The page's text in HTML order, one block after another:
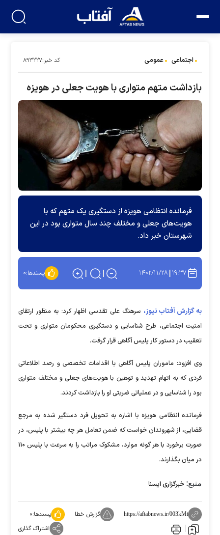
اجتماعی عمومی کد خبر:۸۹۳۲۲۷
بازداشت متهم متواری با هویت جعلی در هویزه
فرمانده انتظامی هویزه از دستگیری یک متهم که با
هویت‌های جعلی و مختلف چند سال متواری بود در این
شهرستان خبر داد.
۱۹:۳۷ ۱۴۰۲/۱۱/۲۸ پسندها:۰
به گزارش آفتاب نیوز، سرهنگ علی تقدسی اظهار کرد: به منظور ارتقای
امنیت اجتماعی، طرح شناسایی و دستگیری محکومان متواری و تحت
تعقیب در دستور کار پلیس آگاهی قرار گرفت.
وی افزود: ماموران پلیس آگاهی با اقدامات تخصصی و رصد اطلاعاتی
فردی که به اتهام تهدید و توهین با هویت‌های جعلی و مختلف متواری
بود را شناسایی و در عملیاتی ضربتی او را بازداشت کردند.
فرمانده انتظامی هویزه با اشاره به تحویل فرد دستگیر شده به مرجع
قضایی، از شهروندان خواست که ضمن تعامل هر چه بیشتر با پلیس، در
صورت برخورد با هر گونه موارد، مشکوک مراتب را به سرعت با پلیس ۱۱۰
در میان بگذارند.
منبع: خبرگزاری ایسنا
https://aftabnews.ir/003kMt گزارش خطا پسندها:۰
اشتراک گذاری